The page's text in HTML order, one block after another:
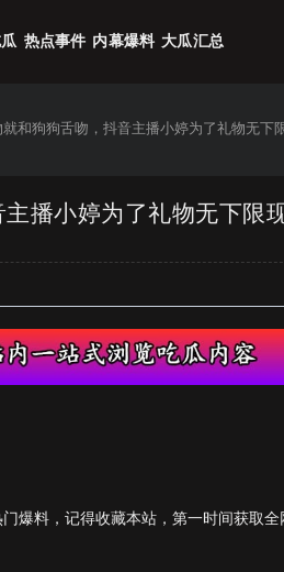
热点事件 内幕爆料 大瓜汇总
和狗狗舌吻，抖音主播小婷为了礼物无下
播小婷为了礼物无下限
爆料，记得收藏本站，第一时间获取全